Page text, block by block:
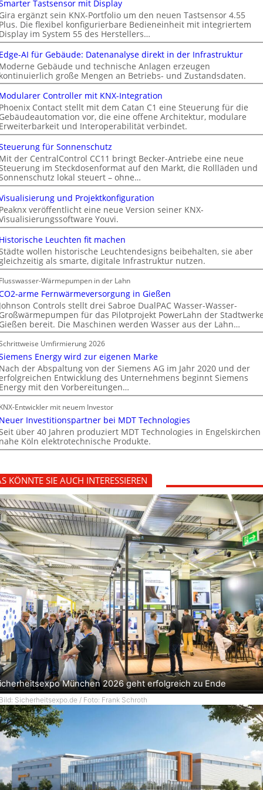
Tastsensor mit Display
ergänzt sein KNX-Portfolio um den neuen Tastsensor 4.55
Die flexibel konfigurierbare Bedieneinheit mit integriertem
im System 55 des Herstellers…
AI für Gebäude: Datenanalyse direkt in der Infrastruktur
Gebäude und technische Anlagen erzeugen
große Mengen an Betriebs- und Zustandsdaten.
Controller mit KNX-Integration
Contact stellt mit dem Catan C1 eine Steuerung für die
vor, die eine offene Architektur, modulare
und Interoperabilität verbindet.
für Sonnenschutz
der CentralControl CC11 bringt Becker-Antriebe eine neue
im Steckdosenformat auf den Markt, die Rollläden und
lokal steuert – ohne…
und Projektkonfiguration
veröffentlicht eine neue Version seiner KNX-
Youvi.
Leuchten fit machen
wollen historische Leuchtendesigns beibehalten, sie aber
als smarte, digitale Infrastruktur nutzen.
Wärmepumpen in der Lahn
arme Fernwärmeversorgung in Gießen
Controls stellt drei Sabroe DualPAC Wasser-Wasser-
für das Pilotprojekt PowerLahn der
bereit. Die Maschinen werden Wasser aus der Lahn…
Umfirmierung 2026
Energy wird zur eigenen Marke
der Abspaltung von der Siemens AG im Jahr 2020 und der
Entwicklung des Unternehmens beginnt Siemens
mit den Vorbereitungen…
Entwickler mit neuem Investor
Investitionspartner bei MDT Technologies
über 40 Jahren produziert MDT Technologies in Engelskirchen
Köln elektrotechnische Produkte.
KÖNNTE SIE AUCH INTERESSIEREN
München 2026 geht erfolgreich zu Ende
Sicherheitsexpo.de / Foto: Frank Schroth